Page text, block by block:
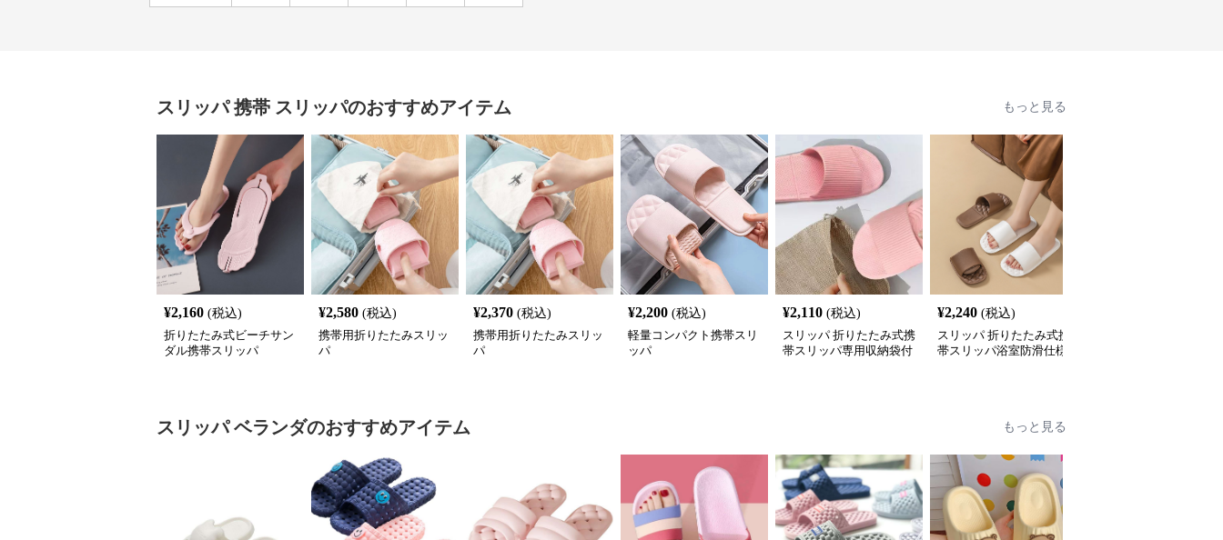
スリッパ 携帯 スリッパのおすすめアイテム もっと見る
¥2,160 (税込)
折りたたみ式ビーチサン
ダル携帯スリッパ
¥2,580 (税込)
携帯用折りたたみスリッ
パ
¥2,370 (税込)
携帯用折りたたみスリッ
パ
¥2,200 (税込)
軽量コンパクト携帯スリ
ッパ
¥2,110 (税込)
スリッパ 折りたたみ式携
帯スリッパ専用収納袋付
¥2,240 (税込)
スリッパ 折りたたみ式携
帯スリッパ浴室防滑仕様
スリッパ ベランダのおすすめアイテム もっと見る